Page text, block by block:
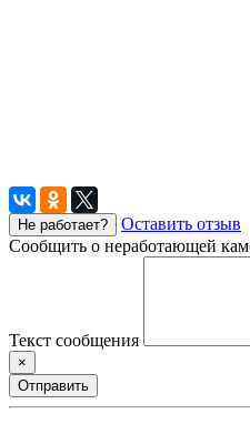
Не работает?
Оставить отзыв
Сообщить о неработающей
Текст сообщения
×
Отправить